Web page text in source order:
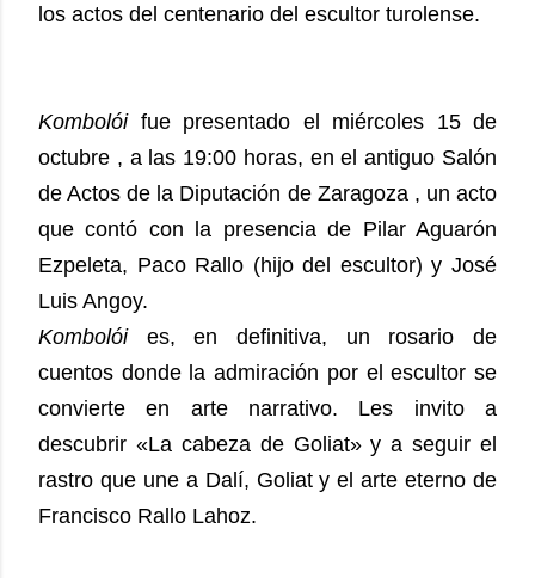
los actos del centenario del escultor turolense.
Kombolóifue presentado el miércoles 15 de
octubre , a las 19:00 horas, en el antiguo Salón
de Actos de la Diputación de Zaragoza , un acto
que contó con la presencia de Pilar Aguarón
Ezpeleta, Paco Rallo (hijo del escultor) y José
Luis Angoy.
Kombolóies, en definitiva, un rosario de
cuentos donde la admiración por el escultor se
convierte en arte narrativo. Les invito a
descubrir «La cabeza de Goliat» y a seguir el
rastro que une a Dalí, Goliat y el arte eterno de
Francisco Rallo Lahoz.